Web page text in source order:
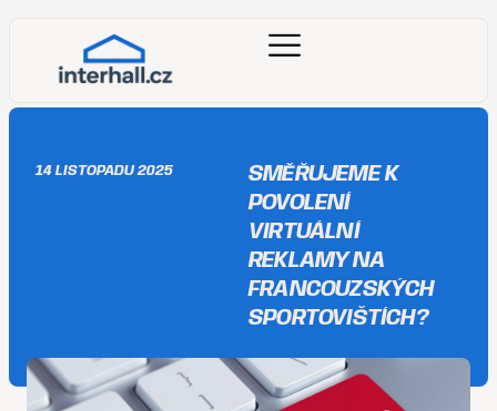
14 LISTOPADU 2025
SMĚŘUJEME K
POVOLENÍ
VIRTUÁLNÍ
REKLAMY NA
FRANCOUZSKÝCH
SPORTOVIŠTÍCH?